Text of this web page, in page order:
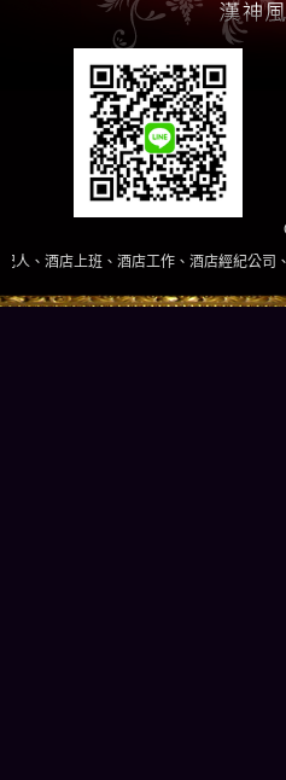
工作、酒店經紀公司、酒店業經紀、